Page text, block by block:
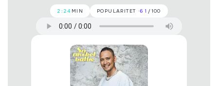
2:24 MIN POPULARITET ·61 /100